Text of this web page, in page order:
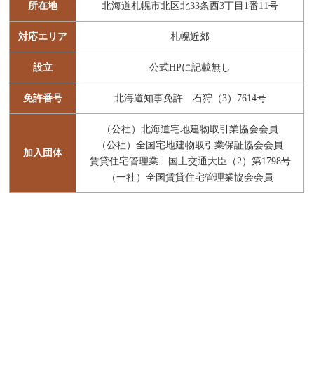
所在地 北海道札幌市北区北33条西3丁目1番11号
対応エリア 札幌近郊
設立 公式HPに記載無し
免許番号 北海道知事免許 石狩（3）7614号
加入団体
（公社）北海道宅地建物取引業協会会員
（公社）全国宅地建物取引業保証協会会員
賃貸住宅管理業 国土交通大臣（2）第1798号
（一社）全国賃貸住宅管理業協会会員